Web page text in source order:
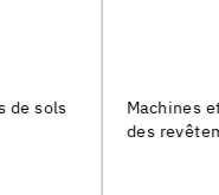
du support et la pose